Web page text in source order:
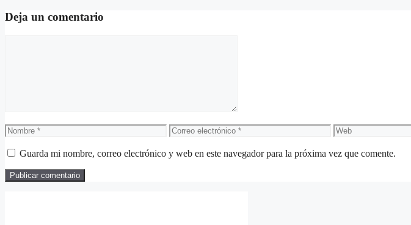
Deja un comentario
Nombre
Correo
electrónico
Web
Guarda mi nombre, correo electrónico y web en este navegador para la próxima vez que comente.